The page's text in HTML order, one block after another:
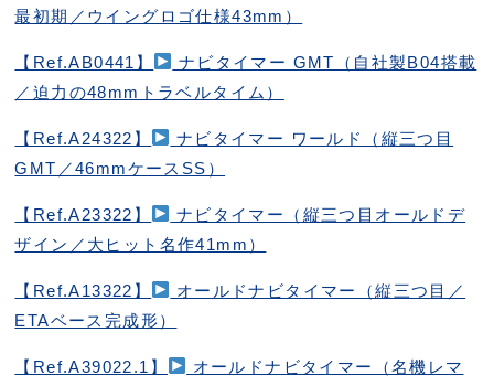
最初期／ウイングロゴ仕様43mm）
【Ref.AB0441】
ナビタイマー GMT（自社製B04搭載
／迫力の48mmトラベルタイム）
【Ref.A24322】
ナビタイマー ワールド（縦三つ目
GMT／46mmケースSS）
【Ref.A23322】
ナビタイマー（縦三つ目オールドデ
ザイン／大ヒット名作41mm）
【Ref.A13322】
オールドナビタイマー（縦三つ目／
ETAベース完成形）
【Ref.A39022.1】 オールドナビタイマー（名機レマ